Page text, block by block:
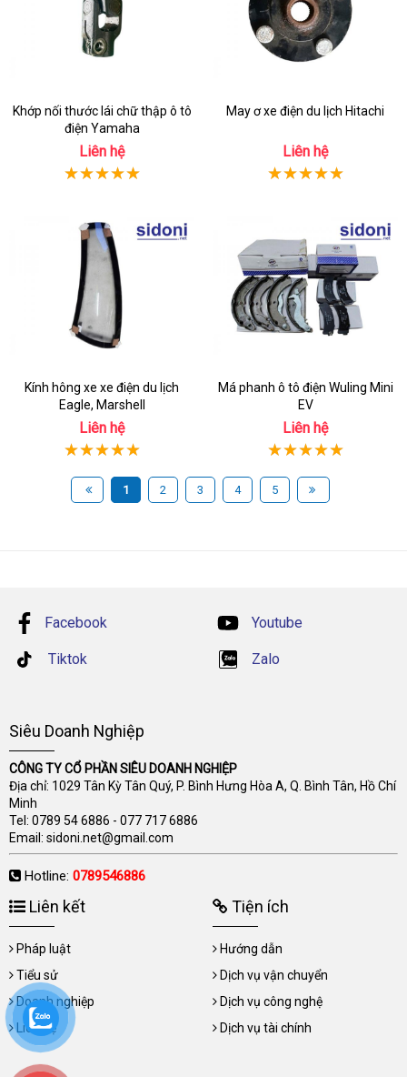
Khớp nối thước lái chữ thập ô tô
điện Yamaha
Liên hệ
May ơ xe điện du lịch Hitachi
Liên hệ
Kính hông xe xe điện du lịch
Eagle, Marshell
Liên hệ
Má phanh ô tô điện Wuling Mini
EV
Liên hệ
1 2 3 4 5
Facebook Youtube
Tiktok Zalo
Siêu Doanh Nghiệp
CÔNG TY CỔ PHẦN SIÊU DOANH NGHIỆP
Địa chỉ: 1029 Tân Kỳ Tân Quý, P. Bình Hưng Hòa A, Q. Bình Tân, Hồ Chí
Minh
Tel: 0789 54 6886 - 077 717 6886
Email: sidoni.net@gmail.com
Hotline: 0789546886
Liên kết
Pháp luật
Tiểu sử
Doanh nghiệp
Liên hệ
Tiện ích
Hướng dẫn
Dịch vụ vận chuyển
Dịch vụ công nghệ
Dịch vụ tài chính